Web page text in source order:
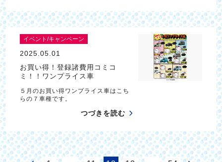
イベント/キャンペーン
2025.05.01
お買い得！登録諸費用コミコ
ミ！！ワンプライス車
５月のお買い得ワンプライス車はこち
らの７車種です。
つづきを読む